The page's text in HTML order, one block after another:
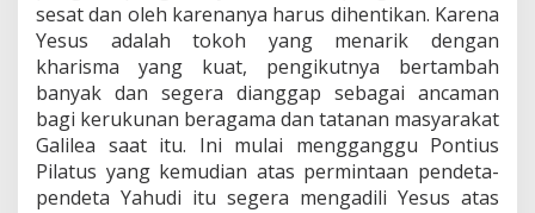
sesat dan oleh karenanya harus dihentikan. Karena
Yesus adalah tokoh yang menarik dengan
kharisma yang kuat, pengikutnya bertambah
banyak dan segera dianggap sebagai ancaman
bagi kerukunan beragama dan tatanan masyarakat
Galilea saat itu. Ini mulai mengganggu Pontius
Pilatus yang kemudian atas permintaan pendeta-
pendeta Yahudi itu segera mengadili Yesus atas